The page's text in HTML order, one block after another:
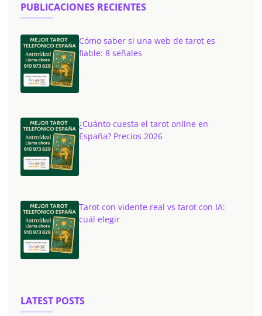
PUBLICACIONES RECIENTES
Cómo saber si una web de tarot es
fiable: 8 señales
¿Cuánto cuesta el tarot online en
España? Precios 2026
Tarot con vidente real vs tarot con IA:
cuál elegir
LATEST POSTS